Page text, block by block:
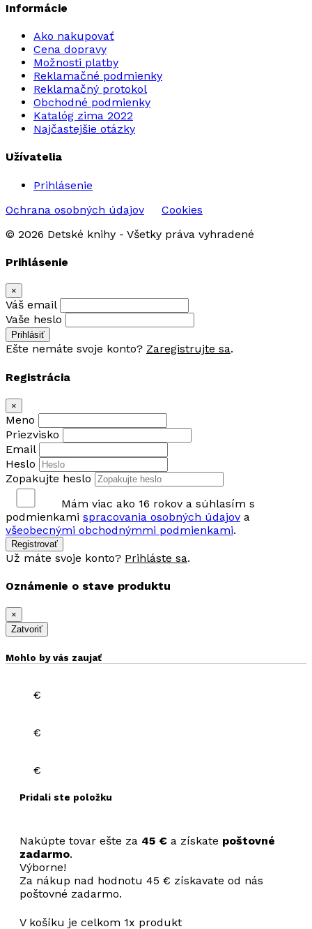
Informácie
Ako nakupovať
Cena dopravy
Možnosti platby
Reklamačné podmienky
Reklamačný protokol
Obchodné podmienky
Katalóg zima 2022
Najčastejšie otázky
Užívatelia
Prihlásenie
Ochrana osobných údajov
Cookies
© 2026 Detské knihy - Všetky práva vyhradené
Prihlásenie
×
Váš email
Vaše heslo
Prihlásiť
Ešte nemáte svoje konto? Zaregistrujte sa.
Registrácia
×
Meno
Priezvisko
Email
Heslo
Zopakujte heslo
Mám viac ako 16 rokov a súhlasím s
podmienkami spracovania osobných údajov a
všeobecnými obchodnýmmi podmienkami.
Registrovať
Už máte svoje konto? Prihláste sa.
Oznámenie o stave produktu
×
Zatvoriť
Mohlo by vás zaujať
€
€
€
Pridali ste položku
Nakúpte tovar ešte za 45 € a získate poštovné
zadarmo.
Výborne!
Za nákup nad hodnotu 45 € získavate od nás
poštovné zadarmo.
V košíku je celkom 1x produkt